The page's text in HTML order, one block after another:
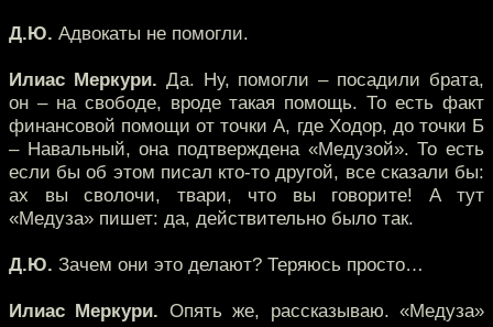
Д.Ю. Адвокаты не помогли.
Илиас Меркури. Да. Ну, помогли – посадили брата,
он – на свободе, вроде такая помощь. То есть факт
финансовой помощи от точки А, где Ходор, до точки Б
– Навальный, она подтверждена «Медузой». То есть
если бы об этом писал кто-то другой, все сказали бы:
ах вы сволочи, твари, что вы говорите! А тут
«Медуза» пишет: да, действительно было так.
Д.Ю. Зачем они это делают? Теряюсь просто…
Илиас Меркури. Опять же, рассказываю. «Медуза»